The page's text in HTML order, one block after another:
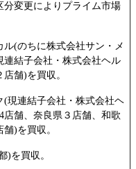
分変更によりプライム市場
(のちに株式会社サン・メ
連結子会社・株式会社ヘル
舗)を買収。
(現連結子会社・株式会社ヘ
店舗、奈良県３店舗、和歌
)を買収。
)を買収。